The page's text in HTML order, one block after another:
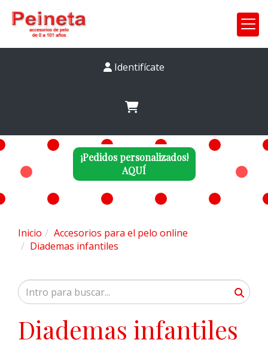
Identifícate
¡Pedidos personalizados!
AQUÍ
Inicio
Accesorios para el pelo online
Diademas infantiles
Diademas infantiles